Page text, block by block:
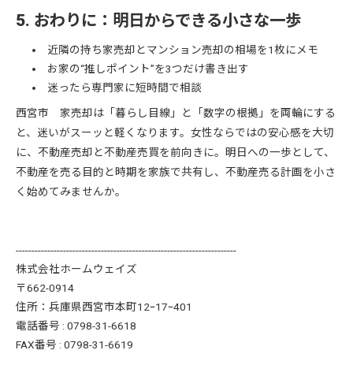
5. おわりに：明日からできる小さな一歩
近隣の持ち家売却とマンション売却の相場を1枚にメモ
お家の“推しポイント”を3つだけ書き出す
迷ったら専門家に短時間で相談
西宮市 家売却は「暮らし目線」と「数字の根拠」を両輪にする
と、迷いがスーッと軽くなります。女性ならではの安心感を大切
に、不動産売却と不動産売買を前向きに。明日への一歩として、
不動産を売る目的と時期を家族で共有し、不動産売る計画を小さ
く始めてみませんか。
----------------------------------------------------------------------
株式会社ホームウェイズ
〒662-0914
住所：兵庫県西宮市本町12ｰ17ｰ401
電話番号 : 0798-31-6618
FAX番号 : 0798-31-6619